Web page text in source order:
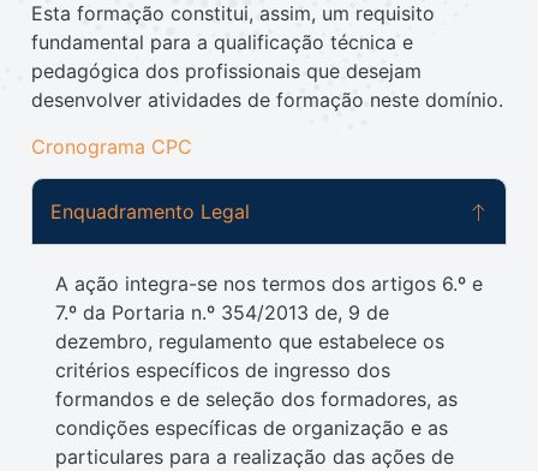
Esta formação constitui, assim, um requisito
fundamental para a qualificação técnica e
pedagógica dos profissionais que desejam
desenvolver atividades de formação neste domínio.
Cronograma CPC
Enquadramento Legal
A ação integra-se nos termos dos artigos 6.º e
7.º da Portaria n.º 354/2013 de, 9 de
dezembro, regulamento que estabelece os
critérios específicos de ingresso dos
formandos e de seleção dos formadores, as
condições específicas de organização e as
particulares para a realização das ações de